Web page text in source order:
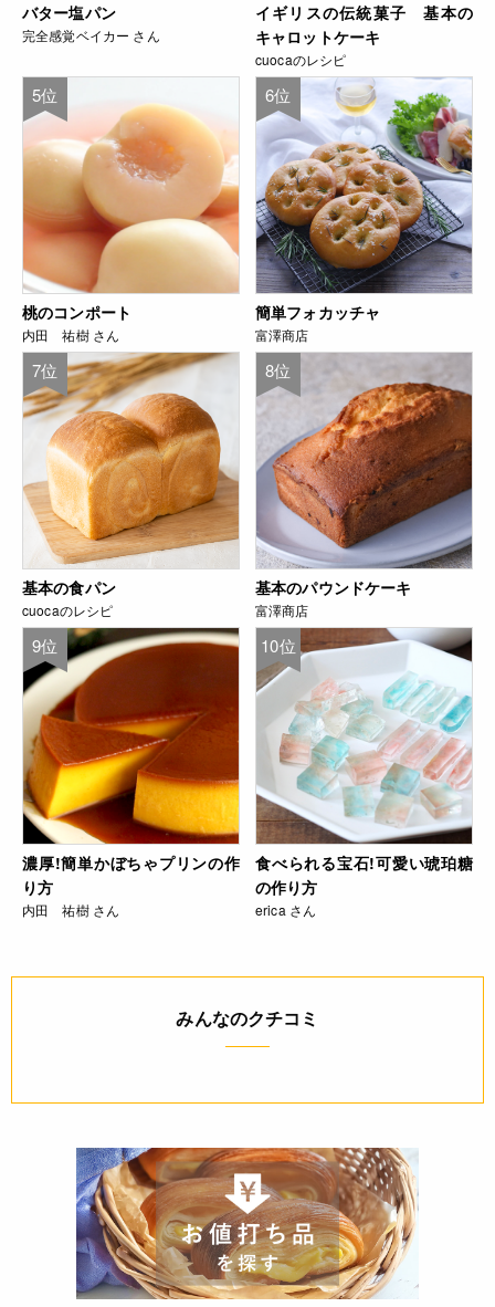
バター塩パン
完全感覚ベイカー さん
イギリスの伝統菓子 基本の
キャロットケーキ
cuocaのレシピ
5位
桃のコンポート
内田 祐樹 さん
6位
簡単フォカッチャ
富澤商店
7位
基本の食パン
cuocaのレシピ
8位
基本のパウンドケーキ
富澤商店
9位
濃厚!簡単かぼちゃプリンの作
り方
内田 祐樹 さん
10位
食べられる宝石!可愛い琥珀糖
の作り方
erica さん
みんなのクチコミ